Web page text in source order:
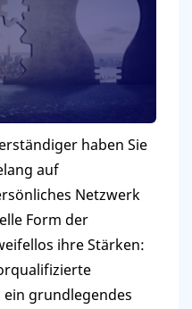
haben Sie
auf
Netzwerk
Form der
ihre Stärken:
grundlegendes